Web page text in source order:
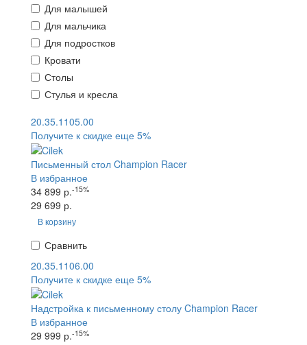
Для малышей
Для мальчика
Для подростков
Кровати
Столы
Стулья и кресла
20.35.1105.00
Получите к скидке еще 5%
Письменный стол Champion Racer
В избранное
34 899 р.-15%
29 699 р.
В корзину
Сравнить
20.35.1106.00
Получите к скидке еще 5%
Надстройка к письменному столу Champion Racer
В избранное
29 999 р.-15%